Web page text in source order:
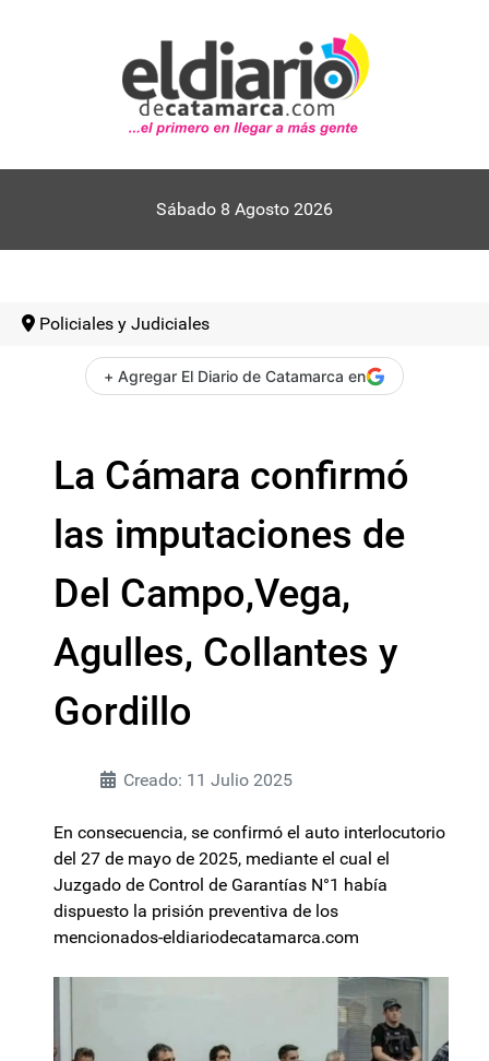
Sábado 8 Agosto 2026
Policiales y Judiciales
+ Agregar El Diario de Catamarca en
La Cámara confirmó
las imputaciones de
Del Campo,Vega,
Agulles, Collantes y
Gordillo
Creado: 11 Julio 2025
En consecuencia, se confirmó el auto interlocutorio
del 27 de mayo de 2025, mediante el cual el
Juzgado de Control de Garantías N°1 había
dispuesto la prisión preventiva de los
mencionados-eldiariodecatamarca.com